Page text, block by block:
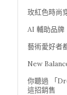
玫紅色時尚
AI 輔助品
藝術愛好者
New
你聽過 「
這招銷售